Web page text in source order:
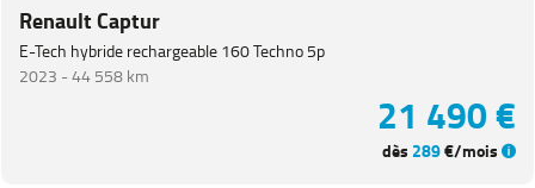
Renault Captur
E-Tech hybride rechargeable 160 Techno 5p
2023 -44 558 km
21 490 €
dès 289€/mois